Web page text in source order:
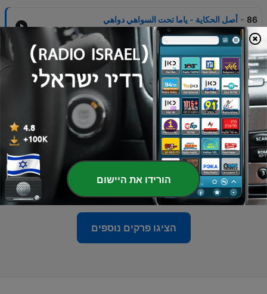
86
- أصل الحكاية - ياما تحت السواهي دواهي
22 דצמ' 2025
85
- أصل الحكاية - وعد الحر دين
08 דצמ' 2025
84 أصل الحكاية - من خرج من داره اتقل مقداره
27 נוב' 2025
83 أصل الحكاية - دق الحديد وهو حامي
17 נוב' 2025
82
- اصل الحكاية - لو الجمل شاف حردبته لَوقع و انكسرت رقبته
20 אוק' 2025
הציגו פרקים נוספים
הורידו את היישום